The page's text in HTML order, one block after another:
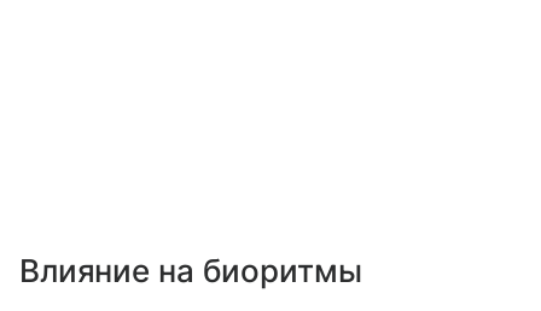
Влияние на биоритмы